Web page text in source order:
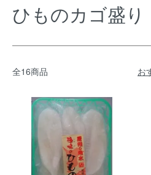
ひものカゴ盛り
全16商品 お